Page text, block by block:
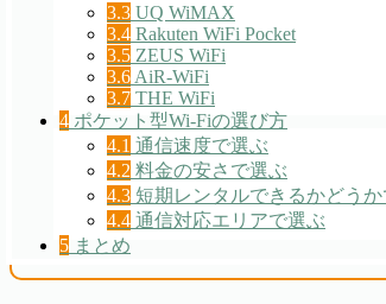
3.3 UQ WiMAX
3.4 Rakuten WiFi Pocket
3.5 ZEUS WiFi
3.6 AiR-WiFi
3.7 THE WiFi
4 ポケット型Wi-Fiの選び方
4.1 通信速度で選ぶ
4.2 料金の安さで選ぶ
4.3 短期レンタルできるかどうか
4.4 通信対応エリアで選ぶ
5 まとめ